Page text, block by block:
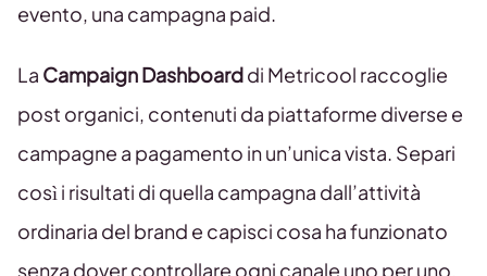
evento, una campagna paid.
La Campaign Dashboarddi Metricool raccoglie
post organici, contenuti da piattaforme diverse e
campagne a pagamento in un’unica vista. Separi
così i risultati di quella campagna dall’attività
ordinaria del brand e capisci cosa ha funzionato
senza dover controllare ogni canale uno per uno.